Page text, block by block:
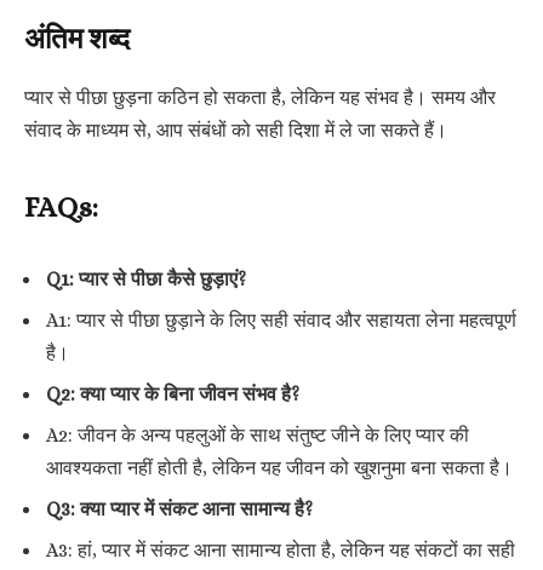
अंतिम शब्द
प्यार से पीछा छुड़ना कठिन हो सकता है, लेकिन यह संभव है। समय और
संवाद के माध्यम से, आप संबंधों को सही दिशा में ले जा सकते हैं।
FAQs:
Q1: प्यार से पीछा कैसे छुड़ाएं?
A1: प्यार से पीछा छुड़ाने के लिए सही संवाद और सहायता लेना महत्वपूर्ण
है।
Q2: क्या प्यार के बिना जीवन संभव है?
A2: जीवन के अन्य पहलुओं के साथ संतुष्ट जीने के लिए प्यार की
आवश्यकता नहीं होती है, लेकिन यह जीवन को खुशनुमा बना सकता है।
Q3: क्या प्यार में संकट आना सामान्य है?
A3: हां, प्यार में संकट आना सामान्य होता है, लेकिन यह संकटों का सही